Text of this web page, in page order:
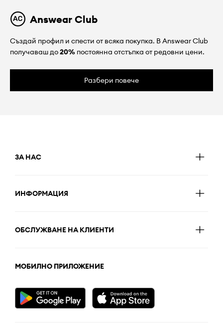
Answear Club
Създай профил и спести от всяка покупка. В Answear Club
получаваш до20% постоянна отстъпка от редовни цени.
Разбери повече
ЗА НАС
ИНФОРМАЦИЯ
ОБСЛУЖВАНЕ НА КЛИЕНТИ
МОБИЛНО ПРИЛОЖЕНИЕ